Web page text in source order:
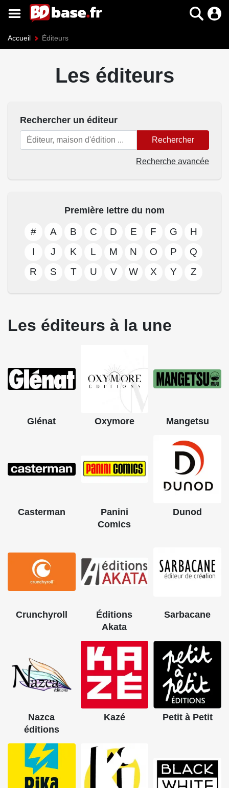
Accueil Éditeurs
Les éditeurs
Rechercher un éditeur
Rechercher
Recherche avancée
Première lettre du nom
# A B C D E F G
H
I
J K L M N O P
Q
R
S T U V W X Y Z
Les éditeurs à la une
Glénat Oxymore Mangetsu
Casterman
Panini
Comics
Dunod
Crunchyroll
Éditions
Akata
Sarbacane
Nazca
éditions
Kazé Petit à Petit